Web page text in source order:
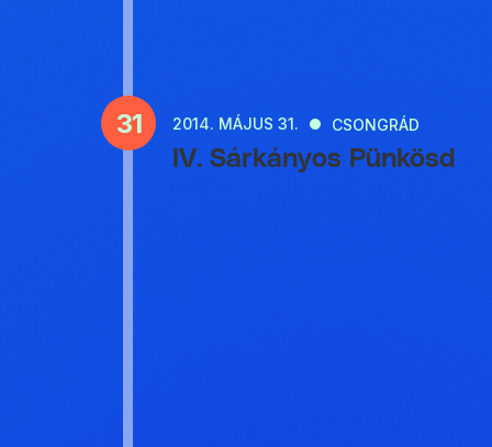
31 2014. MÁJUS 31. CSONGRÁD
IV. Sárkányos Pünkösd